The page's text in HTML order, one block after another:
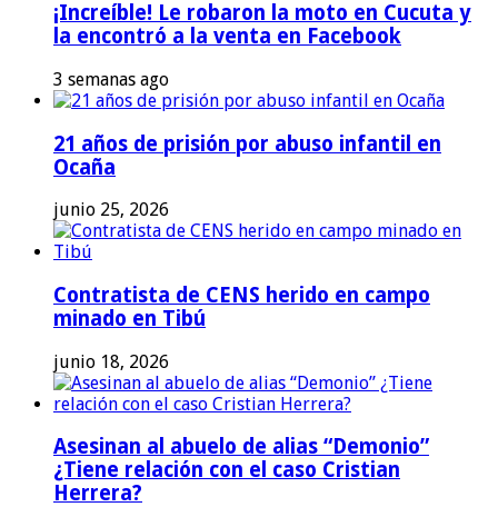
¡Increíble! Le robaron la moto en Cucuta y
la encontró a la venta en Facebook
3 semanas ago
21 años de prisión por abuso infantil en
Ocaña
junio 25, 2026
Contratista de CENS herido en campo
minado en Tibú
junio 18, 2026
Asesinan al abuelo de alias “Demonio”
¿Tiene relación con el caso Cristian
Herrera?